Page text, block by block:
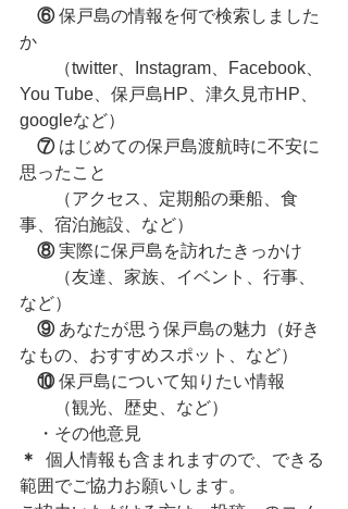
⑥ 保戸島の情報を何で検索しました
か
（twitter、Instagram、Facebook、
You Tube、保戸島HP、津久見市HP、
googleなど）
⑦ はじめての保戸島渡航時に不安に
思ったこと
（アクセス、定期船の乗船、食
事、宿泊施設、など）
⑧ 実際に保戸島を訪れたきっかけ
（友達、家族、イベント、行事、
など）
⑨ あなたが思う保戸島の魅力（好き
なもの、おすすめスポット、など）
⑩ 保戸島について知りたい情報
（観光、歴史、など）
・その他意見
＊
  個人情報も含まれますので、できる
範囲でご協力お願いします。